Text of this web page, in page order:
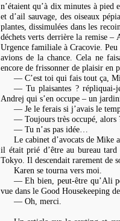
n’étaient qu’à dix minutes à
et d’ail sauvage, des oiseaux
plantes, dissimulées dans les
déchets verts derrière la remise –
Urgence familiale à Cracovie.
avions de la chance. Cela ne
encore de frissonner de plaisir en
— C’est toi qui fais tout ça,
— Tu plaisantes ? répliquai-
Andrej qui s’en occupe – un
— Je le ferais si j’avais le
— Toujours très occupé, alors
— Tu n’as pas idée…
Le cabinet d’avocats de Mike
il était prié d’être au bureau
Tokyo. Il descendait rarement de
Karen se tourna vers moi.
— Eh bien, peut-être qu’Ali
vue dans le Good Housekeeping
— Oh, merci.